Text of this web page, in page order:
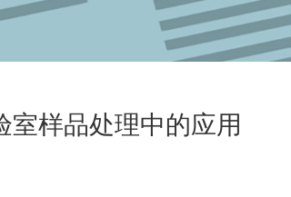
室样品处理中的应用